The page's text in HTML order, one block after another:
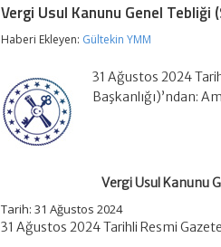
Vergi Usul Kanunu Genel
Haberi Ekleyen: Gültekin YMM
31 Ağustos 2024
Başkanlığı)’ndan:
Vergi Usul Kanunu
Tarih: 31 Ağustos 2024
31 Ağustos 2024 Tarihli Resmi Gazete